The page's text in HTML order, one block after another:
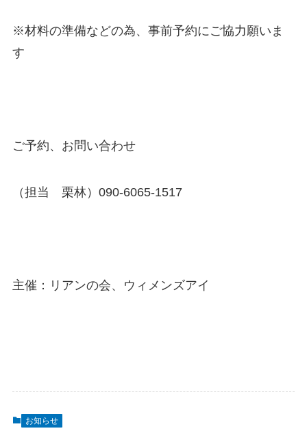
※材料の準備などの為、事前予約にご協力願いま
す
ご予約、お問い合わせ
（担当 栗林）090-6065-1517
主催：リアンの会、ウィメンズアイ
お知らせ